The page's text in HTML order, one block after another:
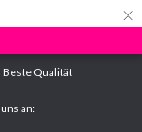
×
Beste Qualität
an: